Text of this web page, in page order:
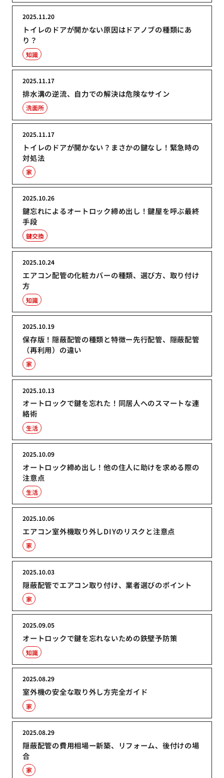
トイレのドアが開かない原因はドアノブの種類にあ
り？
2025.11.20
知識
排水溝の逆流、自力での解決は危険なサイン
2025.11.17
洗面所
トイレのドアが開かない？まさかの鍵なし！緊急時の
対処法
2025.11.17
家
鍵忘れによるオートロック締め出し！鍵屋を呼ぶ最終
手段
2025.10.26
鍵交換
エアコン配管の化粧カバーの種類、選び方、取り付け
方
2025.10.24
知識
保存版！隠蔽配管の種類と特徴ー先行配管、隠蔽配管
（再利用）の違い
2025.10.19
家
オートロックで鍵を忘れた！同居人へのスマートな連
絡術
2025.10.13
生活
オートロック締め出し！他の住人に助けを求める際の
注意点
2025.10.09
生活
エアコン室外機取り外しDIYのリスクと注意点
2025.10.06
家
隠蔽配管でエアコン取り付け、業者選びのポイント
2025.10.03
家
オートロックで鍵を忘れないための鉄壁予防策
2025.09.05
知識
室外機の安全な取り外し方完全ガイド
2025.08.29
家
隠蔽配管の費用相場ー新築、リフォーム、後付けの場
合
2025.08.29
家